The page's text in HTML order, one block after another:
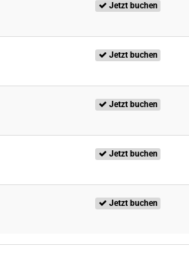
Jetzt buchen
Jetzt buchen
Jetzt buchen
Jetzt buchen
Jetzt buchen